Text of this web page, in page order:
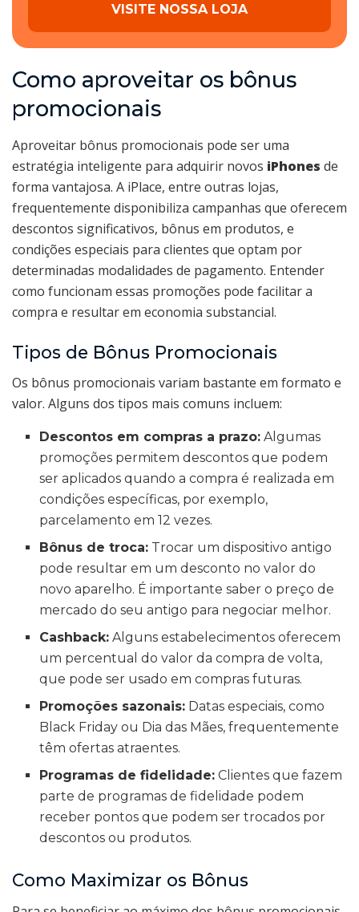
VISITE NOSSA LOJA
Como aproveitar os bônus
promocionais
Aproveitar bônus promocionais pode ser uma
estratégia inteligente para adquirir novos iPhones de
forma vantajosa. A iPlace, entre outras lojas,
frequentemente disponibiliza campanhas que oferecem
descontos significativos, bônus em produtos, e
condições especiais para clientes que optam por
determinadas modalidades de pagamento. Entender
como funcionam essas promoções pode facilitar a
compra e resultar em economia substancial.
Tipos de Bônus Promocionais
Os bônus promocionais variam bastante em formato e
valor. Alguns dos tipos mais comuns incluem:
Descontos em compras a prazo: Algumas
promoções permitem descontos que podem
ser aplicados quando a compra é realizada em
condições específicas, por exemplo,
parcelamento em 12 vezes.
Bônus de troca: Trocar um dispositivo antigo
pode resultar em um desconto no valor do
novo aparelho. É importante saber o preço de
mercado do seu antigo para negociar melhor.
Cashback: Alguns estabelecimentos oferecem
um percentual do valor da compra de volta,
que pode ser usado em compras futuras.
Promoções sazonais: Datas especiais, como
Black Friday ou Dia das Mães, frequentemente
têm ofertas atraentes.
Programas de fidelidade: Clientes que fazem
parte de programas de fidelidade podem
receber pontos que podem ser trocados por
descontos ou produtos.
Como Maximizar os Bônus